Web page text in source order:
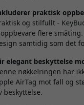
praktisk
og stilfullt -
flere
samtidig som det
elegant beskyttelse
nøkkelringen har
AirTag mot fall og
beskyttelse.